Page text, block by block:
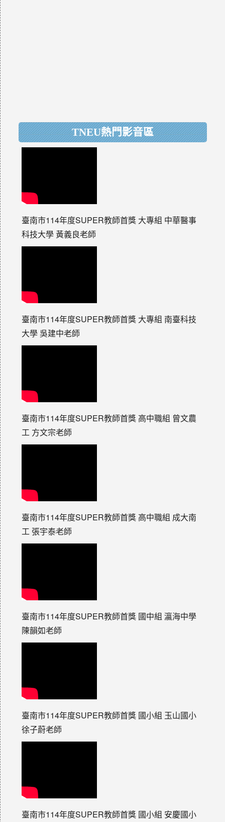
TNEU熱門影音區
臺南市114年度SUPER教師首獎 大專組 中華醫事
科技大學 黃義良老師
臺南市114年度SUPER教師首獎 大專組 南臺科技
大學 吳建中老師
臺南市114年度SUPER教師首獎 高中職組 曾文農
工 方文宗老師
臺南市114年度SUPER教師首獎 高中職組 成大南
工 張宇泰老師
臺南市114年度SUPER教師首獎 國中組 瀛海中學
陳韻如老師
臺南市114年度SUPER教師首獎 國小組 玉山國小
徐子蔚老師
臺南市114年度SUPER教師首獎 國小組 安慶國小